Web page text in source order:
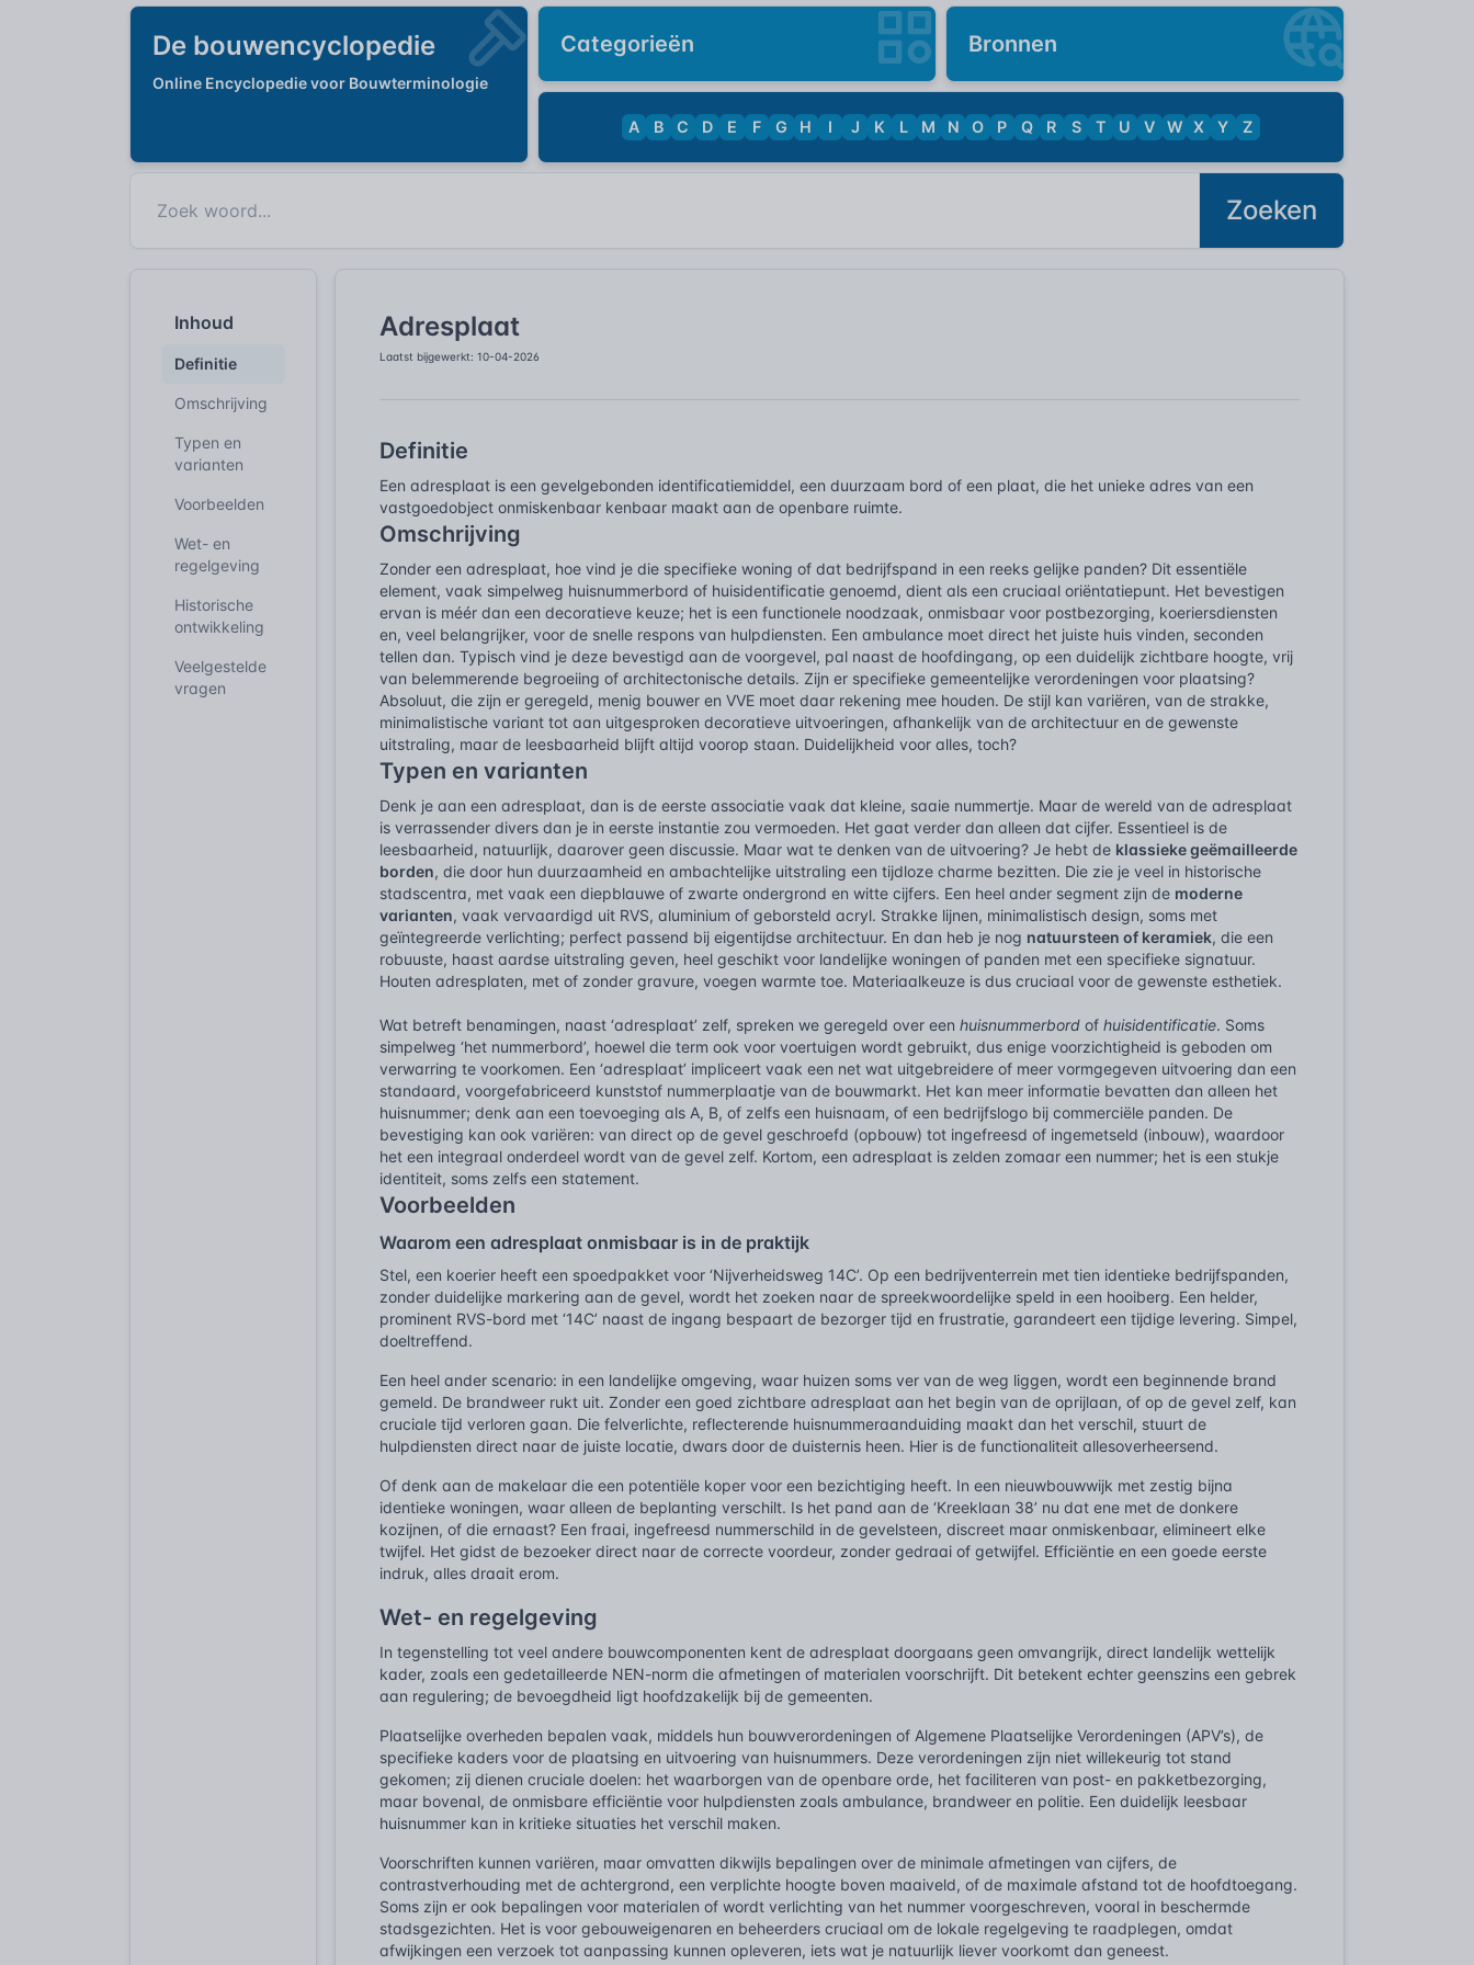
De bouwencyclopedie
Online Encyclopedie voor Bouwterminologie
Categorieën Bronnen
A B C D E F G H I J K L M N O P Q R S T U V W X Y Z
Zoeken
Inhoud
Definitie
Omschrijving
Typen en
varianten
Voorbeelden
Wet- en
regelgeving
Historische
ontwikkeling
Veelgestelde
vragen
Adresplaat
Laatst bijgewerkt: 10-04-2026
Definitie
Een adresplaat is een gevelgebonden identificatiemiddel, een duurzaam bord of een plaat, die het unieke adres van een
vastgoedobject onmiskenbaar kenbaar maakt aan de openbare ruimte.
Omschrijving
Zonder een adresplaat, hoe vind je die specifieke woning of dat bedrijfspand in een reeks gelijke panden? Dit essentiële
element, vaak simpelweg huisnummerbord of huisidentificatie genoemd, dient als een cruciaal oriëntatiepunt. Het bevestigen
ervan is méér dan een decoratieve keuze; het is een functionele noodzaak, onmisbaar voor postbezorging, koeriersdiensten
en, veel belangrijker, voor de snelle respons van hulpdiensten. Een ambulance moet direct het juiste huis vinden, seconden
tellen dan. Typisch vind je deze bevestigd aan de voorgevel, pal naast de hoofdingang, op een duidelijk zichtbare hoogte, vrij
van belemmerende begroeiing of architectonische details. Zijn er specifieke gemeentelijke verordeningen voor plaatsing?
Absoluut, die zijn er geregeld, menig bouwer en VVE moet daar rekening mee houden. De stijl kan variëren, van de strakke,
minimalistische variant tot aan uitgesproken decoratieve uitvoeringen, afhankelijk van de architectuur en de gewenste
uitstraling, maar de leesbaarheid blijft altijd voorop staan. Duidelijkheid voor alles, toch?
Typen en varianten
Denk je aan een adresplaat, dan is de eerste associatie vaak dat kleine, saaie nummertje. Maar de wereld van de adresplaat
is verrassender divers dan je in eerste instantie zou vermoeden. Het gaat verder dan alleen dat cijfer. Essentieel is de
leesbaarheid, natuurlijk, daarover geen discussie. Maar wat te denken van de uitvoering? Je hebt de klassieke geëmailleerde
borden, die door hun duurzaamheid en ambachtelijke uitstraling een tijdloze charme bezitten. Die zie je veel in historische
stadscentra, met vaak een diepblauwe of zwarte ondergrond en witte cijfers. Een heel ander segment zijn de moderne
varianten, vaak vervaardigd uit RVS, aluminium of geborsteld acryl. Strakke lijnen, minimalistisch design, soms met
geïntegreerde verlichting; perfect passend bij eigentijdse architectuur. En dan heb je nog natuursteen of keramiek, die een
robuuste, haast aardse uitstraling geven, heel geschikt voor landelijke woningen of panden met een specifieke signatuur.
Houten adresplaten, met of zonder gravure, voegen warmte toe. Materiaalkeuze is dus cruciaal voor de gewenste esthetiek.
Wat betreft benamingen, naast ‘adresplaat’ zelf, spreken we geregeld over eenhuisnummerbord ofhuisidentificatie. Soms
simpelweg ‘het nummerbord’, hoewel die term ook voor voertuigen wordt gebruikt, dus enige voorzichtigheid is geboden om
verwarring te voorkomen. Een ‘adresplaat’ impliceert vaak een net wat uitgebreidere of meer vormgegeven uitvoering dan een
standaard, voorgefabriceerd kunststof nummerplaatje van de bouwmarkt. Het kan meer informatie bevatten dan alleen het
huisnummer; denk aan een toevoeging als A, B, of zelfs een huisnaam, of een bedrijfslogo bij commerciële panden. De
bevestiging kan ook variëren: van direct op de gevel geschroefd (opbouw) tot ingefreesd of ingemetseld (inbouw), waardoor
het een integraal onderdeel wordt van de gevel zelf. Kortom, een adresplaat is zelden zomaar een nummer; het is een stukje
identiteit, soms zelfs een statement.
Voorbeelden
Waarom een adresplaat onmisbaar is in de praktijk
Stel, een koerier heeft een spoedpakket voor ‘Nijverheidsweg 14C’. Op een bedrijventerrein met tien identieke bedrijfspanden,
zonder duidelijke markering aan de gevel, wordt het zoeken naar de spreekwoordelijke speld in een hooiberg. Een helder,
prominent RVS-bord met ‘14C’ naast de ingang bespaart de bezorger tijd en frustratie, garandeert een tijdige levering. Simpel,
doeltreffend.
Een heel ander scenario: in een landelijke omgeving, waar huizen soms ver van de weg liggen, wordt een beginnende brand
gemeld. De brandweer rukt uit. Zonder een goed zichtbare adresplaat aan het begin van de oprijlaan, of op de gevel zelf, kan
cruciale tijd verloren gaan. Die felverlichte, reflecterende huisnummeraanduiding maakt dan het verschil, stuurt de
hulpdiensten direct naar de juiste locatie, dwars door de duisternis heen. Hier is de functionaliteit allesoverheersend.
Of denk aan de makelaar die een potentiële koper voor een bezichtiging heeft. In een nieuwbouwwijk met zestig bijna
identieke woningen, waar alleen de beplanting verschilt. Is het pand aan de ‘Kreeklaan 38’ nu dat ene met de donkere
kozijnen, of die ernaast? Een fraai, ingefreesd nummerschild in de gevelsteen, discreet maar onmiskenbaar, elimineert elke
twijfel. Het gidst de bezoeker direct naar de correcte voordeur, zonder gedraai of getwijfel. Efficiëntie en een goede eerste
indruk, alles draait erom.
Wet- en regelgeving
In tegenstelling tot veel andere bouwcomponenten kent de adresplaat doorgaans geen omvangrijk, direct landelijk wettelijk
kader, zoals een gedetailleerde NEN-norm die afmetingen of materialen voorschrijft. Dit betekent echter geenszins een gebrek
aan regulering; de bevoegdheid ligt hoofdzakelijk bij de gemeenten.
Plaatselijke overheden bepalen vaak, middels hun bouwverordeningen of Algemene Plaatselijke Verordeningen (APV’s), de
specifieke kaders voor de plaatsing en uitvoering van huisnummers. Deze verordeningen zijn niet willekeurig tot stand
gekomen; zij dienen cruciale doelen: het waarborgen van de openbare orde, het faciliteren van post- en pakketbezorging,
maar bovenal, de onmisbare efficiëntie voor hulpdiensten zoals ambulance, brandweer en politie. Een duidelijk leesbaar
huisnummer kan in kritieke situaties het verschil maken.
Voorschriften kunnen variëren, maar omvatten dikwijls bepalingen over de minimale afmetingen van cijfers, de
contrastverhouding met de achtergrond, een verplichte hoogte boven maaiveld, of de maximale afstand tot de hoofdtoegang.
Soms zijn er ook bepalingen voor materialen of wordt verlichting van het nummer voorgeschreven, vooral in beschermde
stadsgezichten. Het is voor gebouweigenaren en beheerders cruciaal om de lokale regelgeving te raadplegen, omdat
afwijkingen een verzoek tot aanpassing kunnen opleveren, iets wat je natuurlijk liever voorkomt dan geneest.